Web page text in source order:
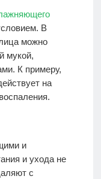
В
можно
мукой,
К примеру,
на
и
и ухода не
с